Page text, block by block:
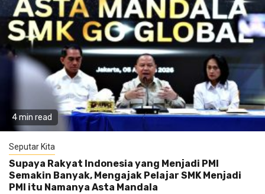
4 min read
Seputar Kita
Supaya Rakyat Indonesia yang Menjadi PMI
Semakin Banyak, Mengajak Pelajar SMK Menjadi
PMI itu Namanya Asta Mandala